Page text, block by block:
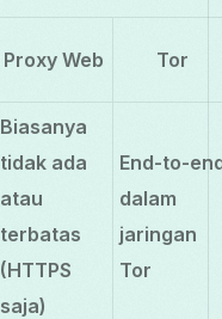
Proxy Web Tor
Biasanya
tidak ada
atau
terbatas
(HTTPS
saja)
End-to-
dalam
jaringan
Tor